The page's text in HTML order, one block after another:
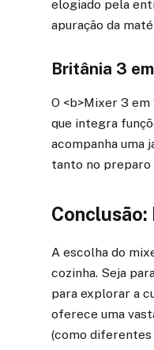
elogiado pela
apuração da
Britânia 3
O <b>Mixer 3
que integra
acompanha uma
tanto no preparo
Conclusão:
A escolha do
cozinha. Seja
para explorar a
oferece uma
(como diferentes